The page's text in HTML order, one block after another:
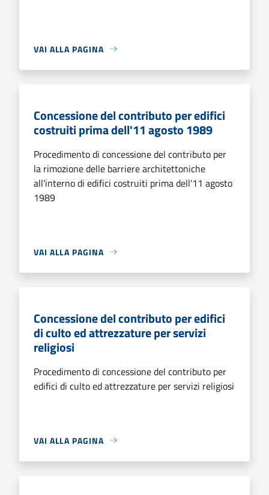
VAI ALLA PAGINA
Concessione del contributo per edifici
costruiti prima dell'11 agosto 1989
Procedimento di concessione del contributo per
la rimozione delle barriere architettoniche
all'interno di edifici costruiti prima dell'11 agosto
1989
VAI ALLA PAGINA
Concessione del contributo per edifici
di culto ed attrezzature per servizi
religiosi
Procedimento di concessione del contributo per
edifici di culto ed attrezzature per servizi religiosi
VAI ALLA PAGINA